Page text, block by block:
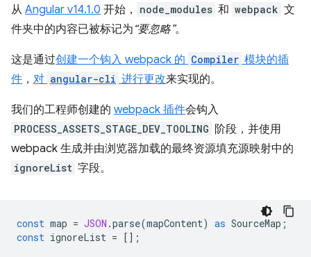
从 Angular v14.1.0 开始， node_modules 和 webpack 文
件夹中的内容已被标记为 “要忽略”。
这是通过创建一个钩入 webpack 的 Compiler 模块的插
件 ， 对 angular-cli 进行更改来实现的。
我们的工程师创建的 webpack 插件会钩入
PROCESS_ASSETS_STAGE_DEV_TOOLING 阶段，并使用
webpack 生成并由浏览器加载的最终资源填充源映射中的
ignoreList 字段。
const map = JSON .parse(mapContent) as SourceMap ;
const ignoreList = [];